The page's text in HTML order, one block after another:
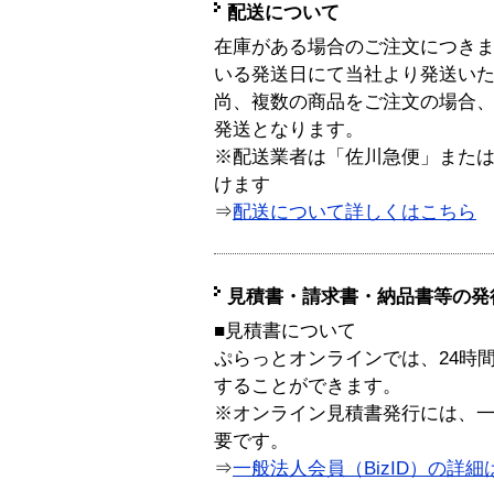
配送について
在庫がある場合のご注文につき
いる発送日にて当社より発送い
尚、複数の商品をご注文の場合
発送となります。
※配送業者は「佐川急便」また
けます
⇒配送について詳しくはこちら
見積書・請求書・納品書等の
■見積書について
ぷらっとオンラインでは、24時
することができます。
※オンライン見積書発行には、
要です。
⇒一般法人会員（BizID）の詳細